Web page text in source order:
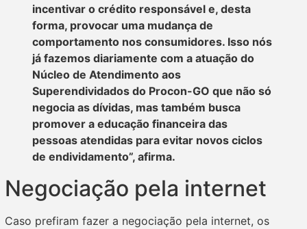
incentivar o crédito responsável e, desta
forma, provocar uma mudança de
comportamento nos consumidores. Isso nós
já fazemos diariamente com a atuação do
Núcleo de Atendimento aos
Superendividados do Procon-GO que não só
negocia as dívidas, mas também busca
promover a educação financeira das
pessoas atendidas para evitar novos ciclos
de endividamento”, afirma.
Negociação pela internet
Caso prefiram fazer a negociação pela internet, os